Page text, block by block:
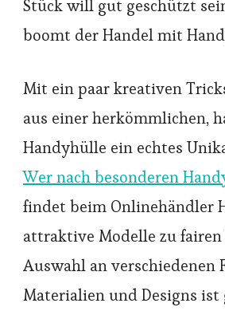
Stück will gut geschützt
boomt der Handel mit
Mit ein paar kreativen
aus einer herkömmlichen,
Handyhülle ein echtes
Wer nach besonderen
findet beim Onlinehändler
attraktive Modelle zu fairen
Auswahl an verschiedenen
Materialien und Designs ist